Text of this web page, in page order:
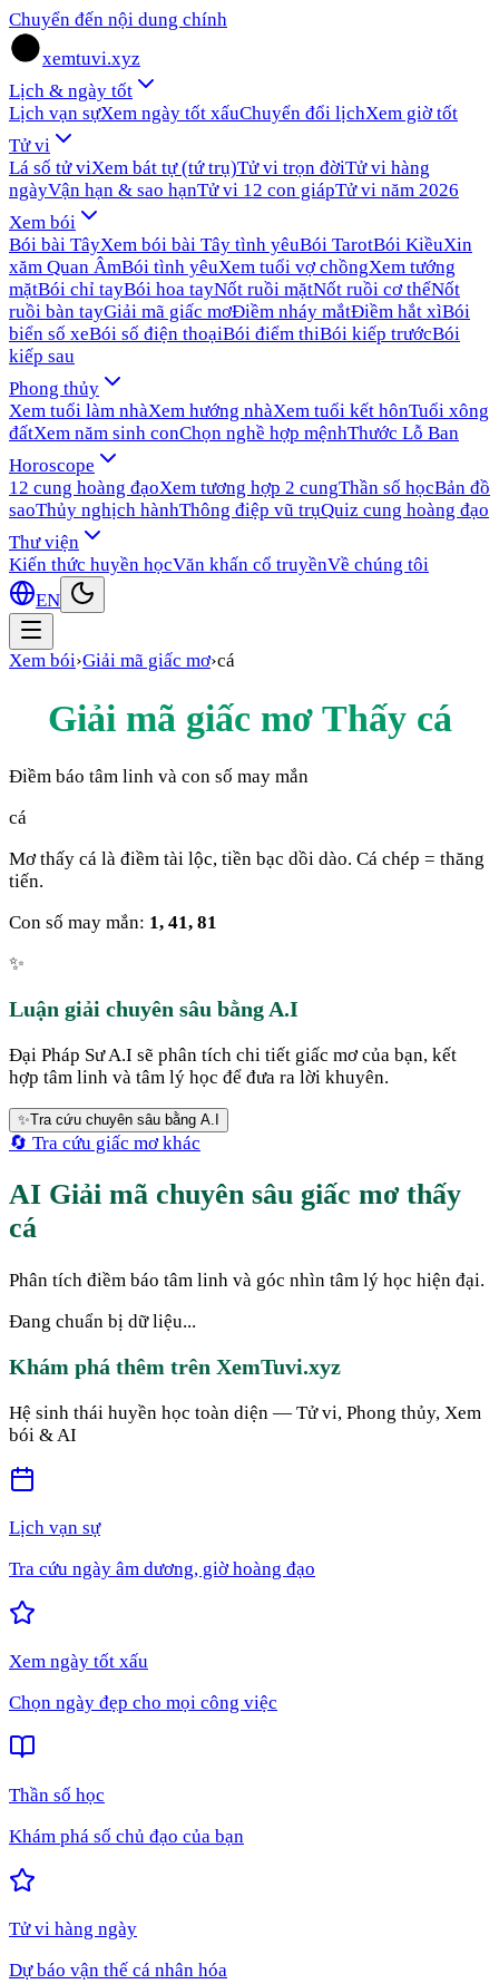
Chuyển đến nội dung chính
xemtuvi.xyz
Lịch & ngày tốt
Lịch vạn sựXem ngày tốt xấuChuyển đổi lịchXem giờ tốt
Tử vi
Lá số tử viXem bát tự (tứ trụ)Tử vi trọn đờiTử vi hàng
ngàyVận hạn & sao hạnTử vi 12 con giápTử vi năm 2026
Xem bói
Bói bài TâyXem bói bài Tây tình yêuBói TarotBói KiềuXin
xăm Quan ÂmBói tình yêuXem tuổi vợ chồngXem tướng
mặtBói chỉ tayBói hoa tayNốt ruồi mặtNốt ruồi cơ thểNốt
ruồi bàn tayGiải mã giấc mơĐiềm nháy mắtĐiềm hắt xìBói
biển số xeBói số điện thoạiBói điểm thiBói kiếp trướcBói
kiếp sau
Phong thủy
Xem tuổi làm nhàXem hướng nhàXem tuổi kết hônTuổi xông
đấtXem năm sinh conChọn nghề hợp mệnhThước Lỗ Ban
Horoscope
12 cung hoàng đạoXem tương hợp 2 cungThần số họcBản đồ
saoThủy nghịch hànhThông điệp vũ trụQuiz cung hoàng đạo
Thư viện
Kiến thức huyền họcVăn khấn cổ truyềnVề chúng tôi
EN
Xem bói›Giải mã giấc mơ›cá
Giải mã giấc mơ Thấy cá
Điềm báo tâm linh và con số may mắn
cá
Mơ thấy cá là điềm tài lộc, tiền bạc dồi dào. Cá chép = thăng
tiến.
Con số may mắn: 1, 41, 81
✨
Luận giải chuyên sâu bằng A.I
Đại Pháp Sư A.I sẽ phân tích chi tiết giấc mơ của bạn, kết
hợp tâm linh và tâm lý học để đưa ra lời khuyên.
✨Tra cứu chuyên sâu bằng A.I
🔄 Tra cứu giấc mơ khác
AI Giải mã chuyên sâu giấc mơ thấy
cá
Phân tích điềm báo tâm linh và góc nhìn tâm lý học hiện đại.
Đang chuẩn bị dữ liệu...
Khám phá thêm trên XemTuvi.xyz
Hệ sinh thái huyền học toàn diện — Tử vi, Phong thủy, Xem
bói & AI
Lịch vạn sự
Tra cứu ngày âm dương, giờ hoàng đạo
Xem ngày tốt xấu
Chọn ngày đẹp cho mọi công việc
Thần số học
Khám phá số chủ đạo của bạn
Tử vi hàng ngày
Dự báo vận thế cá nhân hóa